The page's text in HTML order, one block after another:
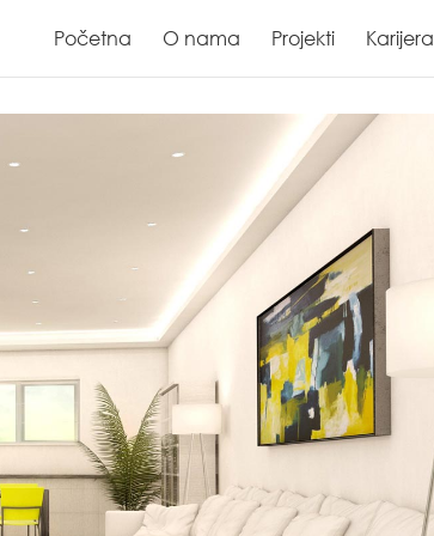
Početna O nama Projekti Karijera